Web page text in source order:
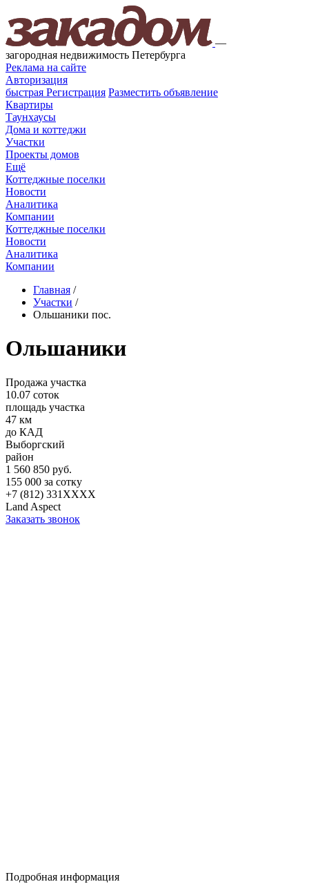
—
загородная недвижимость Петербурга
Реклама на сайте
Авторизация
быстрая Регистрация Разместить объявление
Квартиры
Таунхаусы
Дома и коттеджи
Участки
Проекты домов
Ещё
Коттеджные поселки
Новости
Аналитика
Компании
Коттеджные поселки
Новости
Аналитика
Компании
Главная /
Участки /
Ольшаники пос.
Ольшаники
Продажа участка
10.07 соток
площадь участка
47 км
до КАД
Выборгский
район
1 560 850 руб.
155 000 за сотку
+7 (812) 331XXXX
Land Aspect
Заказать звонок
Подробная информация